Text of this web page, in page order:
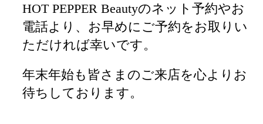
HOT PEPPER Beautyのネット予約やお
電話より、お早めにご予約をお取りい
ただければ幸いです。
年末年始も皆さまのご来店を心よりお
待ちしております。